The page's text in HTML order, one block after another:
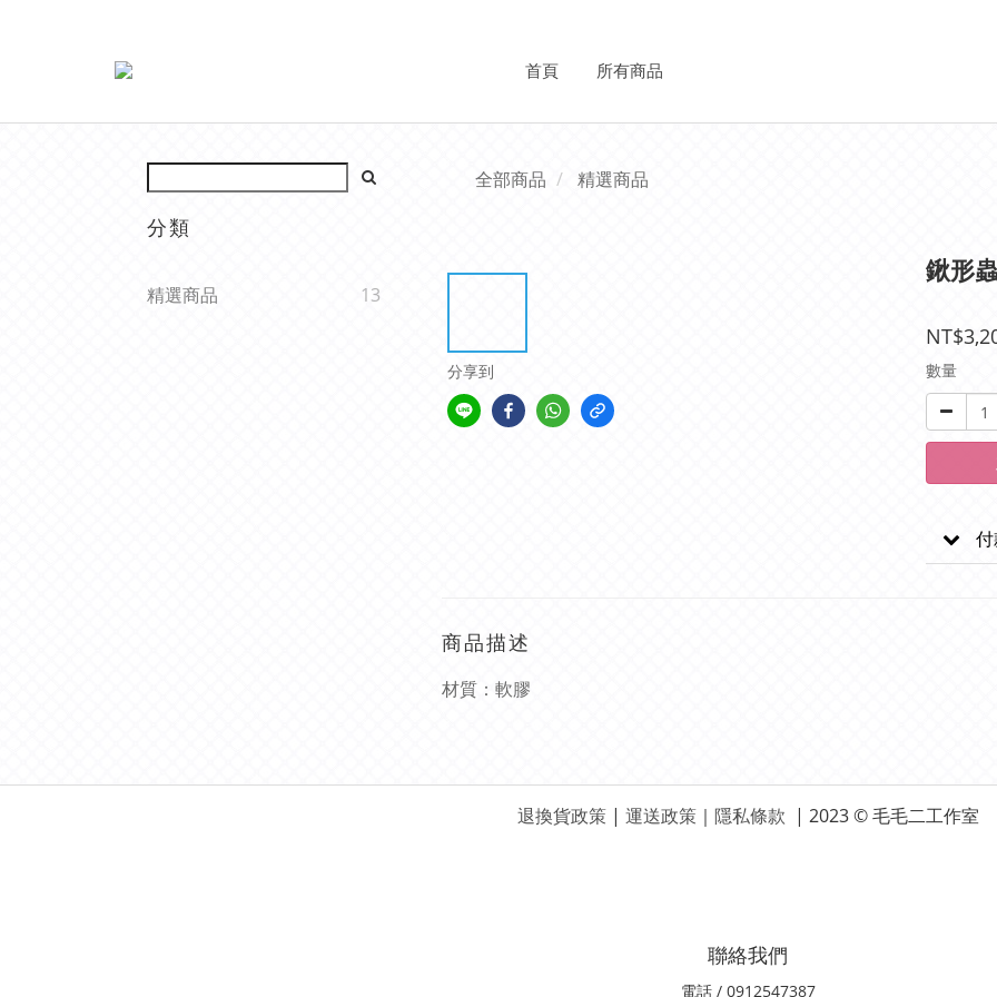
首頁 所有商品
分類
精選商品 13
全部商品 精選商品
分享到
鍬形
數量
商品描述
材質：軟膠
退換貨政策 | 運送政策｜ 隱私條款 | 2023 © 毛毛二工作室
聯絡我們
電話 / 0912547387